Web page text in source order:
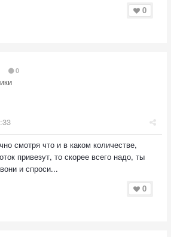
0
0
смотря что и в каком количестве,
привезут, то скорее всего надо, ты
и спроси...
0